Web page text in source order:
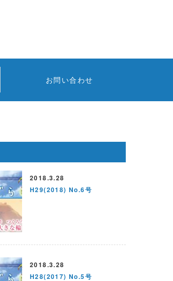
お問い合わせ
2018.3.28
H29(2018) No.6号
2018.3.28
H28(2017) No.5号